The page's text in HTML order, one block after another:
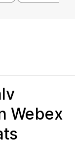
Webex